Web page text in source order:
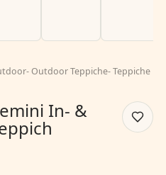
-Outdoor Teppiche-Teppiche
In- &